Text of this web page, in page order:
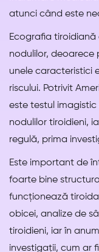
atunci când este
Ecografia
nodulilor, deoarece
unele caracteristici
riscului. Potrivit
este testul
nodulilor tiroidieni,
regulă, prima
Este important de
foarte bine
funcționează
obicei, analize de
tiroidieni, iar în
investigații, cum ar